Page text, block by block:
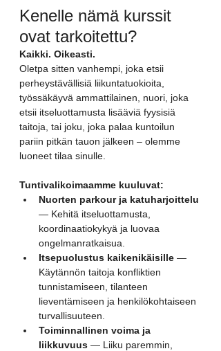
Kenelle nämä kurssit
ovat tarkoitettu?
Kaikki. Oikeasti.
Oletpa sitten vanhempi, joka etsii
perheystävällisiä liikuntatuokioita,
työssäkäyvä ammattilainen, nuori, joka
etsii itseluottamusta lisääviä fyysisiä
taitoja, tai joku, joka palaa kuntoilun
pariin pitkän tauon jälkeen – olemme
luoneet tilaa sinulle.
Tuntivalikoimaamme kuuluvat:
Nuorten parkour ja katuharjoittelu
— Kehitä itseluottamusta,
koordinaatiokykyä ja luovaa
ongelmanratkaisua.
Itsepuolustus kaikenikäisille —
Käytännön taitoja konfliktien
tunnistamiseen, tilanteen
lieventämiseen ja henkilökohtaiseen
turvallisuuteen.
Toiminnallinen voima ja
liikkuvuus — Liiku paremmin,